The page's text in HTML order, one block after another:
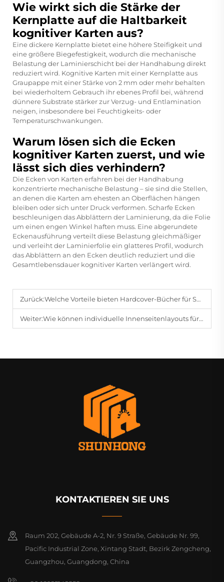
Wie wirkt sich die Stärke der
Kernplatte auf die Haltbarkeit
kognitiver Karten aus?
Eine dickere Kernplatte bietet eine höhere Steifigkeit und
eine größere Biegefestigkeit, wodurch die mechanische
Belastung der Laminierschicht bei der Handhabung direkt
reduziert wird. Kognitive Karten mit einer Kernplatte aus
Graupappe mit einer Stärke von 2 mm oder mehr behalten
bei wiederholtem Gebrauch ihr ebenes Profil bei, während
dünnere Substrate stärker zur Verzug- und Entlamination
neigen, insbesondere bei Feuchtigkeits- oder
Temperaturschwankungen.
Warum lösen sich die Ecken
kognitiver Karten zuerst, und wie
lässt sich dies verhindern?
Die Ecken von Karten erfahren bei der Handhabung
konzentrierte mechanische Belastung – sie sind die Stellen,
an denen die Karten am ehesten an Oberflächen hängen
bleiben oder sich unter Druck verformen. Scharfe Ecken
beschleunigen das Abblättern der Laminierung, da die Folie
um einen engen Winkel haften muss. Eine abgerundete
Eckenausführung verteilt diese Belastung gleichmäßiger
und verleiht der Laminierfolie ein glatteres Profil, wodurch
das Abblättern an den Ecken deutlich reduziert und die
Gesamtlebensdauer kognitiver Karten verlängert wird.
Zurück:Welche Vorteile bieten Hardcover-Bücher für Sonderausgaben und Premium-Präsentationen?
Weiter:Wie können individuelle Innenseitenlayouts für Notizbücher (liniert, kariert, blanko) unterschiedlichen Nutzungsszenarien gerecht werden?
KONTAKTIEREN SIE UNS
Raum 202, Gebäude A-2, Nr. 9 Straße, Gebäude Nr. 99,
Pacific Industrial Zone, Xintang Stadt, Bezirk Zengcheng,
Guangzhou, Guangdong, China